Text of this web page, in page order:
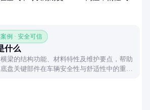
例 · 安全可信
什么
梁的结构功能、材料特性及维护要点，帮助
盘关键部件在车辆安全性与舒适性中的重要